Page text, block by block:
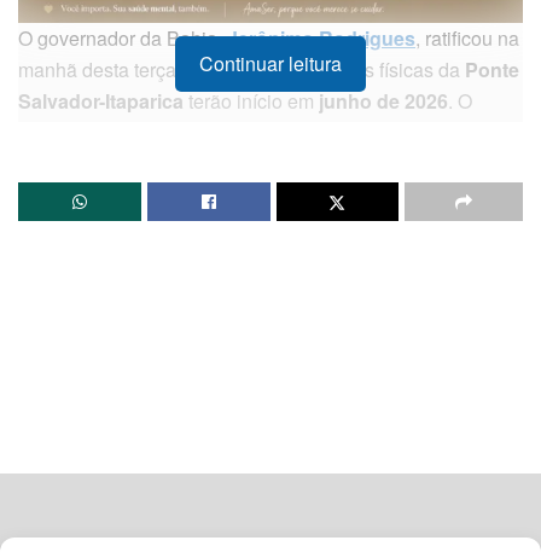
O governador da Bahia,Jerônimo Rodrigues, ratificou na
manhã desta terça-feira (19) que as obras físicas da Ponte
Salvador-Itaparicaterão início emjunho de 2026. O
e o consórcio chinês responsável pela concessão.
“Uma boa notícia para os baianos e
50 dias atrás e hoje chegou. Parte desse
Continuar leitura